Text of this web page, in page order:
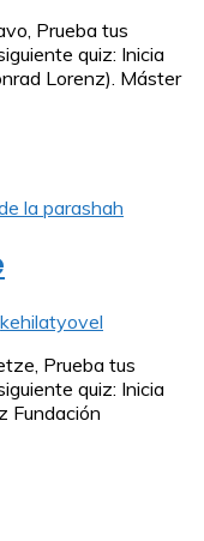
Prueba tus
quiz: Inicia
Lorenz). Máster
la parashah
kehilatyovel
Prueba tus
quiz: Inicia
Fundación